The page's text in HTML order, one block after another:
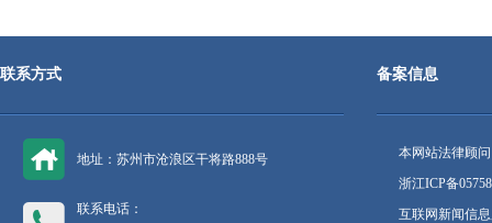
联系方式
地址：苏州市沧浪区干将路888号
联系电话：
备案信息
本网站法律顾
浙江ICP备
互联网新闻信